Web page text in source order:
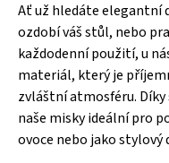
Ať už hledáte elegantní
ozdobí váš stůl, nebo
každodenní použití, u
materiál, který je
zvláštní atmosféru. Díky
naše misky ideální pro
ovoce nebo jako stylový